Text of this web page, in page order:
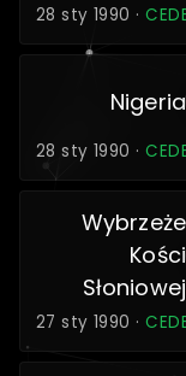
28 sty 1990 ·
Nigeria
28 sty 1990 ·
Wybrzeże
Kości
Słoniowej
27 sty 1990 ·